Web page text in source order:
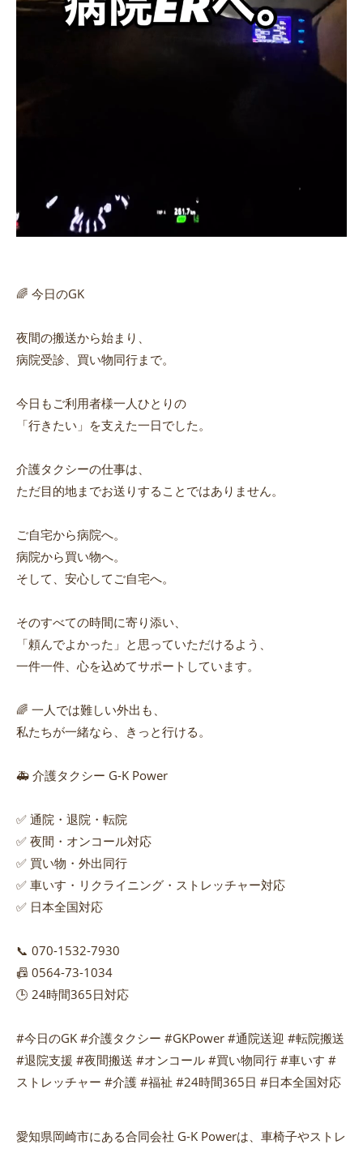
🌈 今日のGK
夜間の搬送から始まり、
病院受診、買い物同行まで。
今日もご利用者様一人ひとりの
「行きたい」を支えた一日でした。
介護タクシーの仕事は、
ただ目的地までお送りすることではありません。
ご自宅から病院へ。
病院から買い物へ。
そして、安心してご自宅へ。
そのすべての時間に寄り添い、
「頼んでよかった」と思っていただけるよう、
一件一件、心を込めてサポートしています。
🌈 一人では難しい外出も、
私たちが一緒なら、きっと行ける。
🚑 介護タクシー G-K Power
✅ 通院・退院・転院
✅ 夜間・オンコール対応
✅ 買い物・外出同行
✅ 車いす・リクライニング・ストレッチャー対応
✅ 日本全国対応
📞 070-1532-7930
📠 0564-73-1034
🕒 24時間365日対応
#今日のGK #介護タクシー #GKPower #通院送迎 #転院搬送
#退院支援 #夜間搬送 #オンコール #買い物同行 #車いす #
ストレッチャー #介護 #福祉 #24時間365日 #日本全国対応
愛知県岡崎市にある合同会社 G-K Powerは、車椅子やストレ